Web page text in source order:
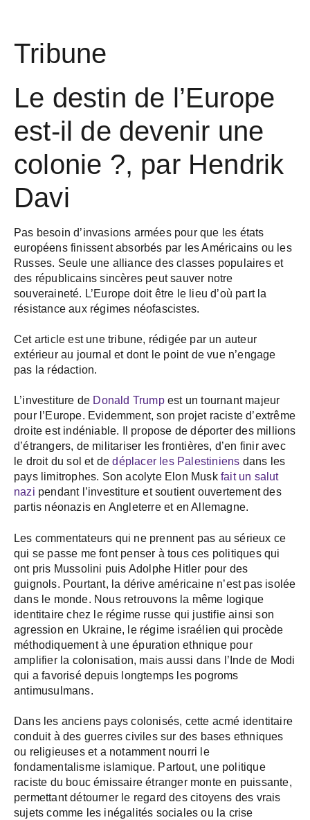
Tribune
Le destin de l’Europe
est-il de devenir une
colonie ?, par Hendrik
Davi
Pas besoin d’invasions armées pour que les états
européens finissent absorbés par les Américains ou les
Russes. Seule une alliance des classes populaires et
des républicains sincères peut sauver notre
souveraineté. L’Europe doit être le lieu d’où part la
résistance aux régimes néofascistes.
Cet article est une tribune, rédigée par un auteur
extérieur au journal et dont le point de vue n’engage
pas la rédaction.
L’investiture de Donald Trumpest un tournant majeur
pour l’Europe. Evidemment, son projet raciste d’extrême
droite est indéniable. Il propose de déporter des millions
d’étrangers, de militariser les frontières, d’en finir avec
le droit du sol et dedéplacer les Palestiniens dans les
pays limitrophes. Son acolyte Elon Musk fait un salut
nazi pendant l’investiture et soutient ouvertement des
partis néonazis en Angleterre et en Allemagne.
Les commentateurs qui ne prennent pas au sérieux ce
qui se passe me font penser à tous ces politiques qui
ont pris Mussolini puis Adolphe Hitler pour des
guignols. Pourtant, la dérive américaine n’est pas isolée
dans le monde. Nous retrouvons la même logique
identitaire chez le régime russe qui justifie ainsi son
agression en Ukraine, le régime israélien qui procède
méthodiquement à une épuration ethnique pour
amplifier la colonisation, mais aussi dans l’Inde de Modi
qui a favorisé depuis longtemps les pogroms
antimusulmans.
Dans les anciens pays colonisés, cette acmé identitaire
conduit à des guerres civiles sur des bases ethniques
ou religieuses et a notamment nourri le
fondamentalisme islamique. Partout, une politique
raciste du bouc émissaire étranger monte en puissante,
permettant détourner le regard des citoyens des vrais
sujets comme les inégalités sociales ou la crise